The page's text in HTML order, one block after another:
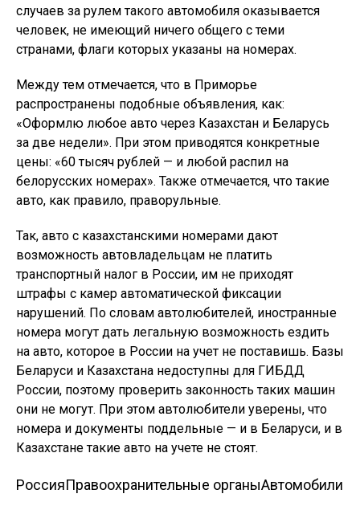
случаев за рулем такого автомобиля оказывается
человек, не имеющий ничего общего с теми
странами, флаги которых указаны на номерах.
Между тем отмечается, что в Приморье
распространены подобные объявления, как:
«Оформлю любое авто через Казахстан и Беларусь
за две недели». При этом приводятся конкретные
цены: «60 тысяч рублей — и любой распил на
белорусских номерах». Также отмечается, что такие
авто, как правило, праворульные.
Так, авто с казахстанскими номерами дают
возможность автовладельцам не платить
транспортный налог в России, им не приходят
штрафы с камер автоматической фиксации
нарушений. По словам автолюбителей, иностранные
номера могут дать легальную возможность ездить
на авто, которое в России на учет не поставишь. Базы
Беларуси и Казахстана недоступны для ГИБДД
России, поэтому проверить законность таких машин
они не могут. При этом автолюбители уверены, что
номера и документы поддельные — и в Беларуси, и в
Казахстане такие авто на учете не стоят.
РоссияПравоохранительные органыАвтомобили